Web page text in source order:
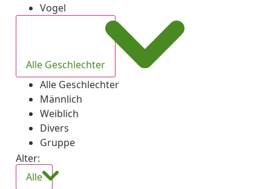
Vogel
Alle Geschlechter
Alle Geschlechter
Männlich
Weiblich
Divers
Gruppe
Alter:
Alle